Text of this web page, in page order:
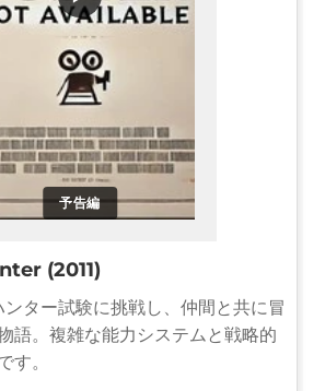
予告編
(2011)
ンター試験に挑戦し、仲間と共に冒
語。複雑な能力システムと戦略的
す。